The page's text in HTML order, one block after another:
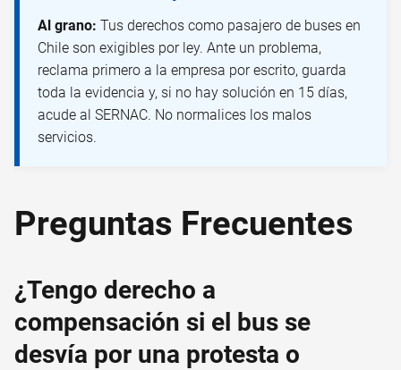
Al grano: Tus derechos como pasajero de buses en
Chile son exigibles por ley. Ante un problema,
reclama primero a la empresa por escrito, guarda
toda la evidencia y, si no hay solución en 15 días,
acude al SERNAC. No normalices los malos
servicios.
Preguntas Frecuentes
¿Tengo derecho a
compensación si el bus se
desvía por una protesta o